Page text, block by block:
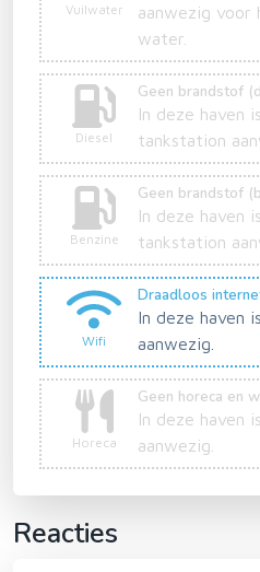
Vuilwater
aanwezig voor
water.
Diesel
Geen brandstof
In deze haven
tankstation
Benzine
Geen brandstof
In deze haven
tankstation
Wifi
Draadloos
In deze haven
aanwezig.
Horeca
Geen horeca en
In deze haven
aanwezig.
Reacties